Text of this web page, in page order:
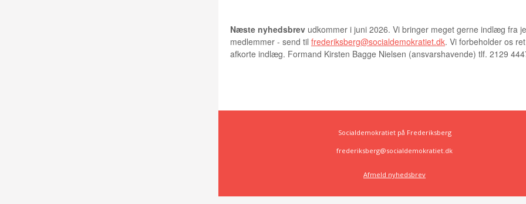
Næste nyhedsbrev udkommer i juni 2026. Vi bringer meget gerne indlæg fra
medlemmer - send til frederiksberg@socialdemokratiet.dk. Vi forbeholder os
afkorte indlæg. Formand Kirsten Bagge Nielsen (ansvarshavende) tlf. 2129
Socialdemokratiet på Frederiksberg
frederiksberg@socialdemokratiet.dk
Afmeld nyhedsbrev